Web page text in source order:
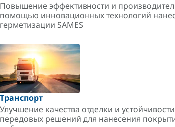
Повышение эффективности и
помощью инновационных технологий
герметизации SAMES
Транспорт
Улучшение качества отделки и
передовых решений для нанесения